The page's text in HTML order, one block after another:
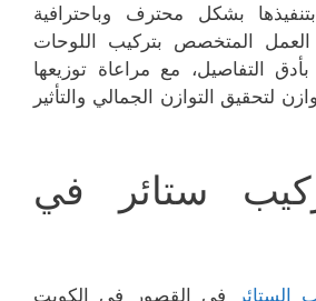
بشكل محترف وباحترافية
العمل المتخصص بتركيب اللوحات
التفاصيل، مع مراعاة توزيعها
لتحقيق التوازن الجمالي والتأثير
ستائر في
الستائر
في القصور في الكويت